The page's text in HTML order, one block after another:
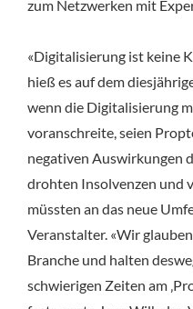
zum Netzwerken mit
«Digitalisierung ist keine
hieß es auf dem
wenn die Digitalisierung
voranschreite, seien
negativen Auswirkungen
drohten Insolvenzen und
müssten an das neue
Veranstalter. «Wir
Branche und halten
schwierigen Zeiten am